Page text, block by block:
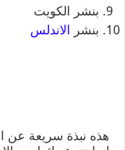
بنشر الكويت
بنشر الاندلس
هذه نبذة سريعة عن